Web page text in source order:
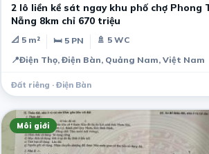
2 lô liền kề sát ngay khu phố chợ Phong
Nẵng 8km chỉ 670 triệu
📐 5 m² 🛏 5 PN
🚿 5 WC
📍Điện Thọ, Điện Bàn, Quảng Nam, Việt Nam
Đất riêng · Điện Bàn
Môi giới